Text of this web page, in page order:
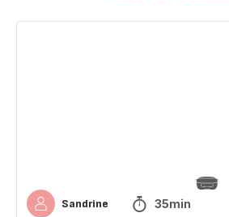
Sandrine 35min